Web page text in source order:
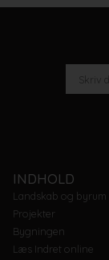
INDHOLD
Landskab og byrum
Projekter
Bygningen
Læs Indret online